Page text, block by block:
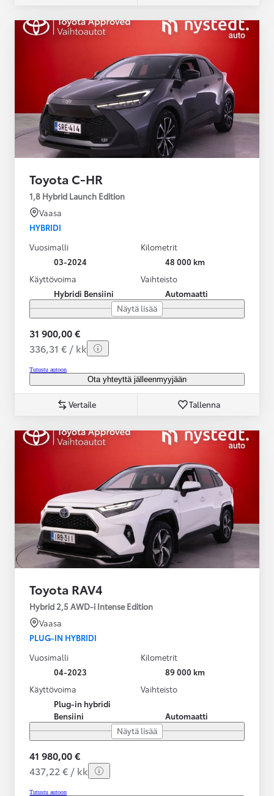
Toyota C-HR
1,8 Hybrid Launch Edition
Vaasa
HYBRIDI
Vuosimalli
03-2024
Kilometrit
48 000 km
Käyttövoima
Hybridi Bensiini
Vaihteisto
Automaatti
Näytä lisää
31 900,00 €
336,31 € / kk
Tutustu autoon
Ota yhteyttä jälleenmyyjään
Vertaile Tallenna
Toyota RAV4
Hybrid 2,5 AWD-i Intense Edition
Vaasa
PLUG-IN HYBRIDI
Vuosimalli
04-2023
Kilometrit
89 000 km
Käyttövoima
Plug-in hybridi
Bensiini
Vaihteisto
Automaatti
Näytä lisää
41 980,00 €
437,22 € / kk
Tutustu autoon